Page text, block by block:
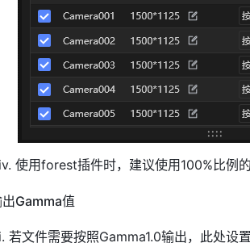
使用forest插件时，建议使用100%比例
Gamma值
若文件需要按照Gamma1.0输出，此处设